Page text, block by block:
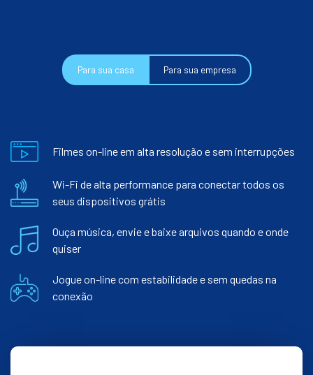
Para sua casa Para sua empresa
Filmes on-line em alta resolução e sem interrupções
Wi-Fi de alta performance para conectar todos os
seus dispositivos grátis
Ouça música, envie e baixe arquivos quando e onde
quiser
Jogue on-line com estabilidade e sem quedas na
conexão